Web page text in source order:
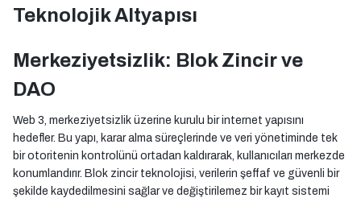
Teknolojik Altyapısı
Merkeziyetsizlik: Blok Zincir ve
DAO
Web 3, merkeziyetsizlik üzerine kurulu bir internet yapısını
hedefler. Bu yapı, karar alma süreçlerinde ve veri yönetiminde tek
bir otoritenin kontrolünü ortadan kaldırarak, kullanıcıları merkezde
konumlandırır. Blok zincir teknolojisi, verilerin şeffaf ve güvenli bir
şekilde kaydedilmesini sağlar ve değiştirilemez bir kayıt sistemi